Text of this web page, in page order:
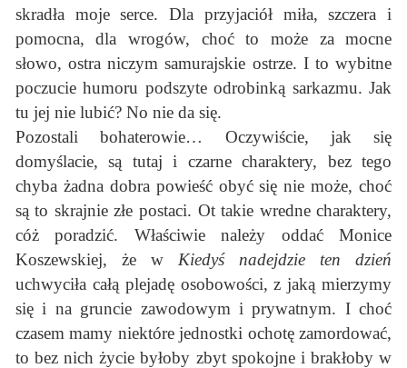
skradła moje serce. Dla przyjaciół miła, szczera i
pomocna, dla wrogów, choć to może za mocne
słowo, ostra niczym samurajskie ostrze. I to wybitne
poczucie humoru podszyte odrobinką sarkazmu. Jak
tu jej nie lubić? No nie da się.
Pozostali bohaterowie… Oczywiście, jak się
domyślacie, są tutaj i czarne charaktery, bez tego
chyba żadna dobra powieść obyć się nie może, choć
są to skrajnie złe postaci. Ot takie wredne charaktery,
cóż poradzić. Właściwie należy oddać Monice
Koszewskiej, że w Kiedyś nadejdzie ten dzień
uchwyciła całą plejadę osobowości, z jaką mierzymy
się i na gruncie zawodowym i prywatnym. I choć
czasem mamy niektóre jednostki ochotę zamordować,
to bez nich życie byłoby zbyt spokojne i brakłoby w